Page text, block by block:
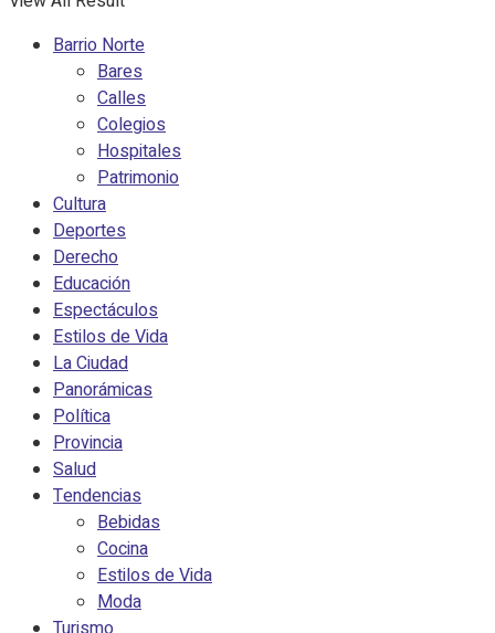
Barrio Norte
Bares
Calles
Colegios
Hospitales
Patrimonio
Cultura
Deportes
Derecho
Educación
Espectáculos
Estilos de Vida
La Ciudad
Panorámicas
Política
Provincia
Salud
Tendencias
Bebidas
Cocina
Estilos de Vida
Moda